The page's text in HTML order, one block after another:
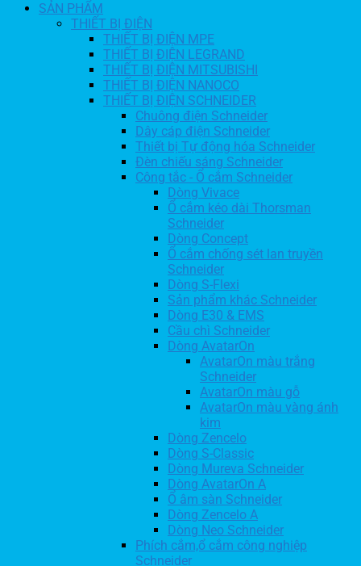
SẢN PHẨM
THIẾT BỊ ĐIỆN
THIẾT BỊ ĐIỆN MPE
THIẾT BỊ ĐIỆN LEGRAND
THIẾT BỊ ĐIỆN MITSUBISHI
THIẾT BỊ ĐIỆN NANOCO
THIẾT BỊ ĐIỆN SCHNEIDER
Chuông điện Schneider
Dây cáp điện Schneider
Thiết bị Tự động hóa Schneider
Đèn chiếu sáng Schneider
Công tắc - Ổ cắm Schneider
Dòng Vivace
Ổ cắm kéo dài Thorsman
Schneider
Dòng Concept
Ổ cắm chống sét lan truyền
Schneider
Dòng S-Flexi
Sản phẩm khác Schneider
Dòng E30 & EMS
Cầu chì Schneider
Dòng AvatarOn
AvatarOn màu trắng
Schneider
AvatarOn màu gỗ
AvatarOn màu vàng ánh
kim
Dòng Zencelo
Dòng S-Classic
Dòng Mureva Schneider
Dòng AvatarOn A
Ổ âm sàn Schneider
Dòng Zencelo A
Dòng Neo Schneider
Phích cắm,ổ cắm công nghiệp
Schneider